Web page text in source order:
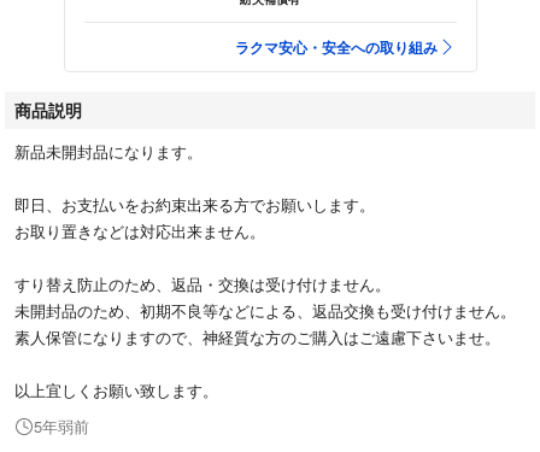
ラクマ安心・安全への取り組み
商品説明
新品未開封品になります。
即日、お支払いをお約束出来る方でお願いします。
お取り置きなどは対応出来ません。
すり替え防止のため、返品・交換は受け付けません。
未開封品のため、初期不良等などによる、返品交換も受け付けません。
素人保管になりますので、神経質な方のご購入はご遠慮下さいませ。
以上宜しくお願い致します。
5年弱前